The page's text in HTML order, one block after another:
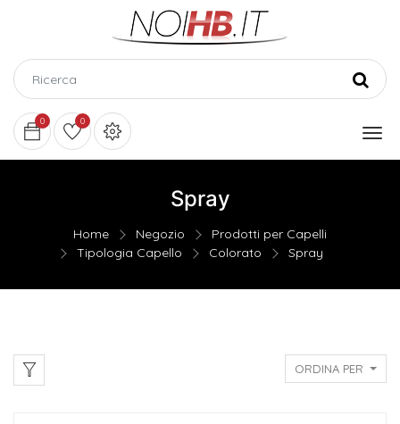
0 0
Spray
Home Negozio
Prodotti per Capelli
Tipologia Capello
Colorato Spray
ORDINA PER